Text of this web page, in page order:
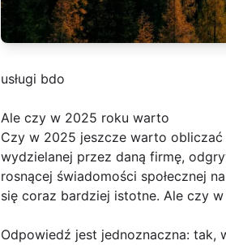
usługi bdo
Ale czy w 2025 roku warto
Czy w 2025 jeszcze warto
wydzielanej przez daną firmę,
rosnącej świadomości społecznej
się coraz bardziej istotne. Ale czy
Odpowiedź jest jednoznaczna: tak,